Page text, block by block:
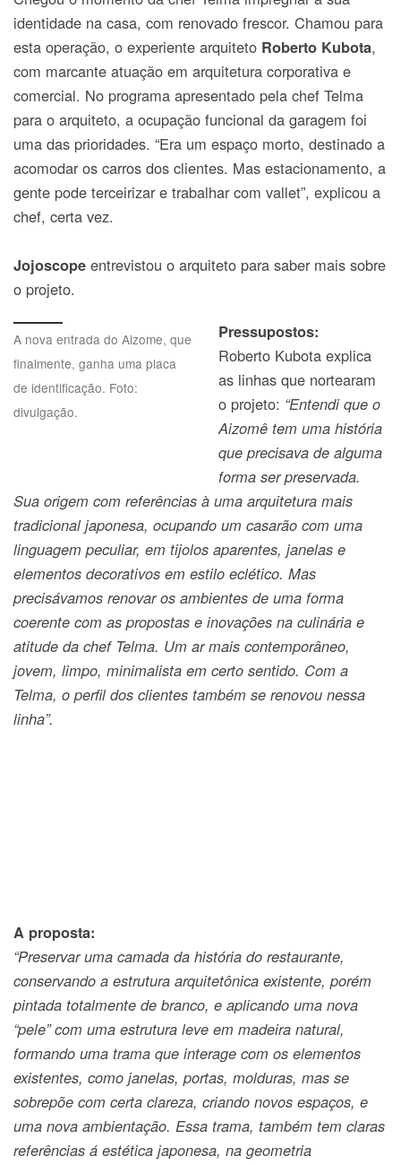
identidade na casa, com renovado frescor. Chamou para
esta operação, o experiente arquiteto Roberto Kubota,
com marcante atuação em arquitetura corporativa e
comercial. No programa apresentado pela chef Telma
para o arquiteto, a ocupação funcional da garagem foi
uma das prioridades. “Era um espaço morto, destinado a
acomodar os carros dos clientes. Mas estacionamento, a
gente pode terceirizar e trabalhar com vallet”, explicou a
chef, certa vez.
Jojoscope entrevistou o arquiteto para saber mais sobre
o projeto.
A nova entrada do Aizome, que
finalmente, ganha uma placa
de identificação. Foto:
divulgação.
Pressupostos:
Roberto Kubota explica
as linhas que nortearam
o projeto: “Entendi que o
Aizomê tem uma história
que precisava de alguma
forma ser preservada.
Sua origem com referências à uma arquitetura mais
tradicional japonesa, ocupando um casarão com uma
linguagem peculiar, em tijolos aparentes, janelas e
elementos decorativos em estilo eclético. Mas
precisávamos renovar os ambientes de uma forma
coerente com as propostas e inovações na culinária e
atitude da chef Telma. Um ar mais contemporâneo,
jovem, limpo, minimalista em certo sentido. Com a
Telma, o perfil dos clientes também se renovou nessa
linha”.
A proposta:
“Preservar uma camada da história do restaurante,
conservando a estrutura arquitetônica existente, porém
pintada totalmente de branco, e aplicando uma nova
“pele” com uma estrutura leve em madeira natural,
formando uma trama que interage com os elementos
existentes, como janelas, portas, molduras, mas se
sobrepõe com certa clareza, criando novos espaços, e
uma nova ambientação. Essa trama, também tem claras
referências á estética japonesa, na geometria